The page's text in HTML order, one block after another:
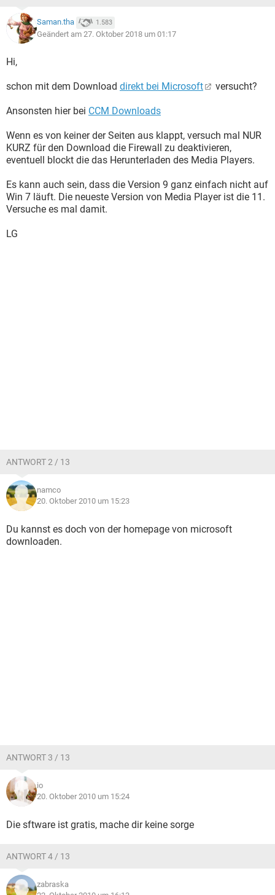
Saman.tha 1.583
Geändert am 27. Oktober 2018 um 01:17
Hi,
schon mit dem Download direkt bei Microsoft versucht?
Ansonsten hier bei CCM Downloads
Wenn es von keiner der Seiten aus klappt, versuch mal NUR
KURZ für den Download die Firewall zu deaktivieren,
eventuell blockt die das Herunterladen des Media Players.
Es kann auch sein, dass die Version 9 ganz einfach nicht auf
Win 7 läuft. Die neueste Version von Media Player ist die 11.
Versuche es mal damit.
LG
ANTWORT 2 / 13
namco
20. Oktober 2010 um 15:23
Du kannst es doch von der homepage von microsoft
downloaden.
ANTWORT 3 / 13
io
20. Oktober 2010 um 15:24
Die sftware ist gratis, mache dir keine sorge
ANTWORT 4 / 13
zabraska